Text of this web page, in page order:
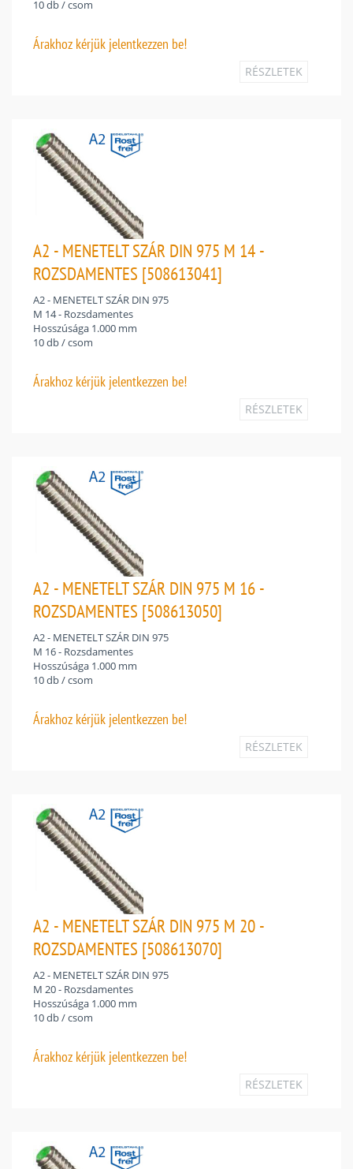
10 db / csom
Árakhoz kérjük jelentkezzen be!
RÉSZLETEK
A2 - MENETELT SZÁR DIN 975 M 14 -
ROZSDAMENTES [508613041]
A2 - MENETELT SZÁR DIN 975
M 14 - Rozsdamentes
Hosszúsága 1.000 mm
10 db / csom
Árakhoz kérjük jelentkezzen be!
RÉSZLETEK
A2 - MENETELT SZÁR DIN 975 M 16 -
ROZSDAMENTES [508613050]
A2 - MENETELT SZÁR DIN 975
M 16 - Rozsdamentes
Hosszúsága 1.000 mm
10 db / csom
Árakhoz kérjük jelentkezzen be!
RÉSZLETEK
A2 - MENETELT SZÁR DIN 975 M 20 -
ROZSDAMENTES [508613070]
A2 - MENETELT SZÁR DIN 975
M 20 - Rozsdamentes
Hosszúsága 1.000 mm
10 db / csom
Árakhoz kérjük jelentkezzen be!
RÉSZLETEK